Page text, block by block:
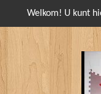
Welkom! U kunt